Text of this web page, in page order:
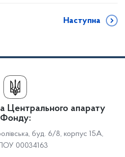
Наступна
Центрального апарату
Фонду:
буд. 6/8, корпус 15А,
00034163